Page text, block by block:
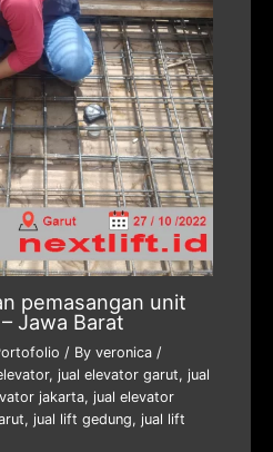
pemasangan unit
Jawa Barat
/ Byveronica/
, jual elevator garut, jual
jakarta, jual elevator
, jual lift gedung, jual lift